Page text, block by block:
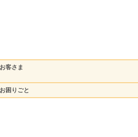
お客さま
お困りごと